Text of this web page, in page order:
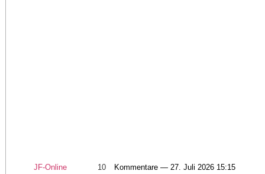
JF-Online 10 Kommentare — 27. Juli 2026 15:15